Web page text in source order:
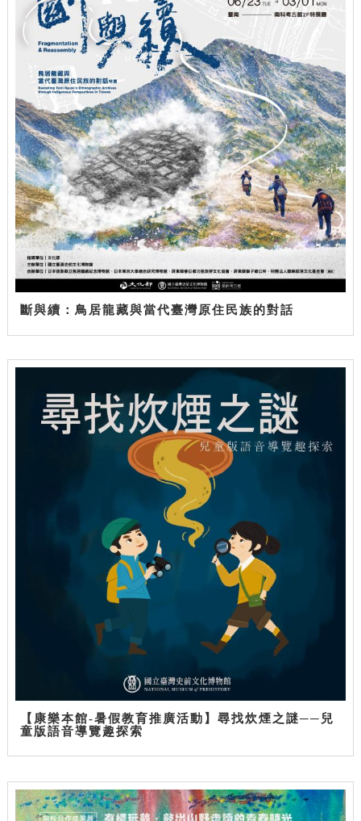
斷與續：鳥居龍藏與當代臺灣原住民族的對話
【康樂本館-暑假教育推廣活動】尋找炊煙之謎──兒
童版語音導覽趣探索